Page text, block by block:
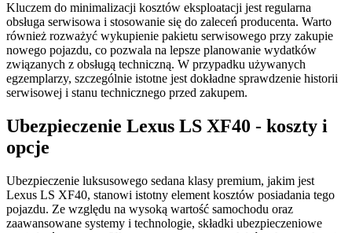
Kluczem do minimalizacji kosztów eksploatacji jest regularna
obsługa serwisowa i stosowanie się do zaleceń producenta. Warto
również rozważyć wykupienie pakietu serwisowego przy zakupie
nowego pojazdu, co pozwala na lepsze planowanie wydatków
związanych z obsługą techniczną. W przypadku używanych
egzemplarzy, szczególnie istotne jest dokładne sprawdzenie historii
serwisowej i stanu technicznego przed zakupem.
Ubezpieczenie Lexus LS XF40 - koszty i
opcje
Ubezpieczenie luksusowego sedana klasy premium, jakim jest
Lexus LS XF40, stanowi istotny element kosztów posiadania tego
pojazdu. Ze względu na wysoką wartość samochodu oraz
zaawansowane systemy i technologie, składki ubezpieczeniowe